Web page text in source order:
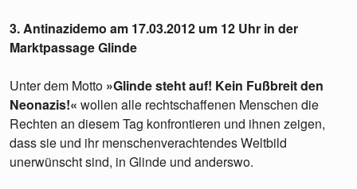
3. Antinazidemo am 17.03.2012 um 12 Uhr in der
Marktpassage Glinde
Unter dem Motto »Glinde steht auf! Kein Fußbreit den
Neonazis!« wollen alle rechtschaffenen Menschen die
Rechten an diesem Tag konfrontieren und ihnen zeigen,
dass sie und ihr menschenverachtendes Weltbild
unerwünscht sind, in Glinde und anderswo.